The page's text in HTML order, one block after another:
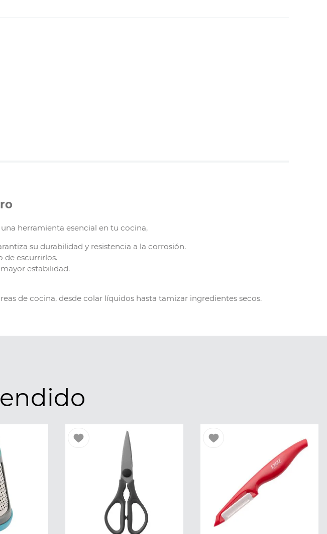
herramienta esencial en tu cocina,
su durabilidad y resistencia a la corrosión.
de escurrirlos.
estabilidad.
de cocina, desde colar líquidos hasta tamizar ingredientes secos.